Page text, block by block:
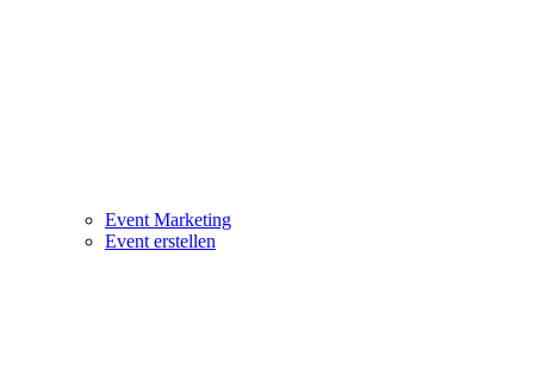
Event Marketing
Event erstellen